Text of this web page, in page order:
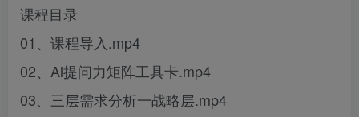
课程目录
01、课程导入.mp4
02、Al提问力矩阵工具卡.mp4
03、三层需求分析一战略层.mp4